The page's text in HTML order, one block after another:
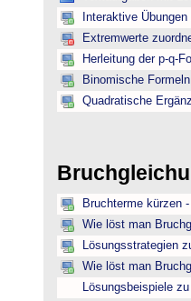
Interaktive
Extremwerte
Herleitung der p-q-
Binomische
Quadratische
Bruchterme kürzen
Wie löst man
Lösungsstrategien
Wie löst man
Lösungsbeispiele